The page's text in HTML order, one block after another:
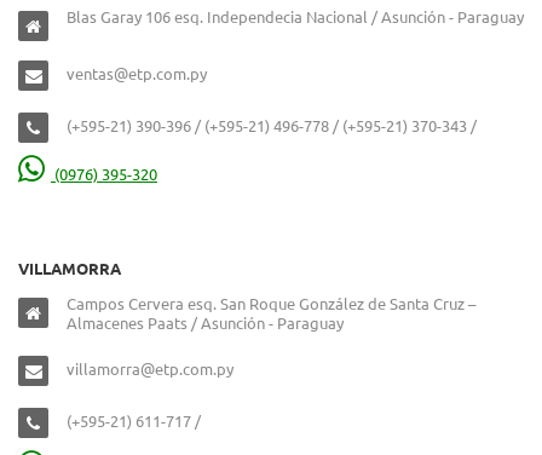
Blas Garay 106 esq. Independecia Nacional / Asunción - Paraguay
ventas@etp.com.py
(+595-21) 390-396 / (+595-21) 496-778 / (+595-21) 370-343 /
(0976) 395-320
VILLAMORRA
Campos Cervera esq. San Roque González de Santa Cruz –
Almacenes Paats / Asunción - Paraguay
villamorra@etp.com.py
(+595-21) 611-717 /